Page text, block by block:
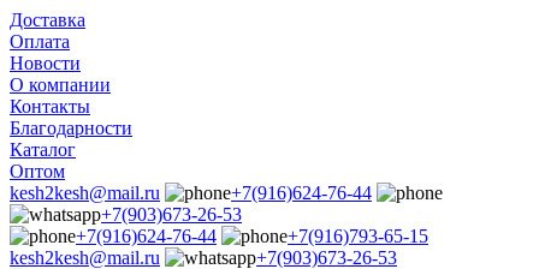
Доставка
Оплата
Новости
О компании
Контакты
Благодарности
Каталог
Оптом
kesh2kesh@mail.ru
+7(916)624-76-44
+7(903)673-26-53
+7(916)624-76-44
+7(916)793-65-15
kesh2kesh@mail.ru
+7(903)673-26-53